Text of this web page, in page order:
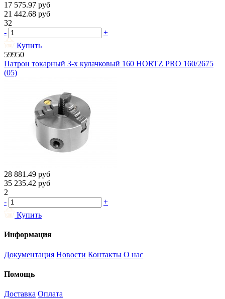
17 575.97 руб
21 442.68 руб
32
-
+
Купить
59950
Патрон токарный 3-х кулачковый 160 HORTZ PRO 160/2675
(05)
28 881.49 руб
35 235.42 руб
2
-
+
Купить
Информация
Документация Новости Контакты О нас
Помощь
Доставка Оплата